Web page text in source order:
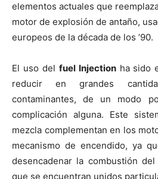
elementos actuales que
motor de explosión de antaño,
europeos de la década de los ’90.
El uso del fuel Injectionha sido
reducir en grandes
contaminantes, de un modo
complicación alguna. Este
mezcla complementan en los
mecanismo de encendido, ya
desencadenar la combustión
que se encuentran unidos